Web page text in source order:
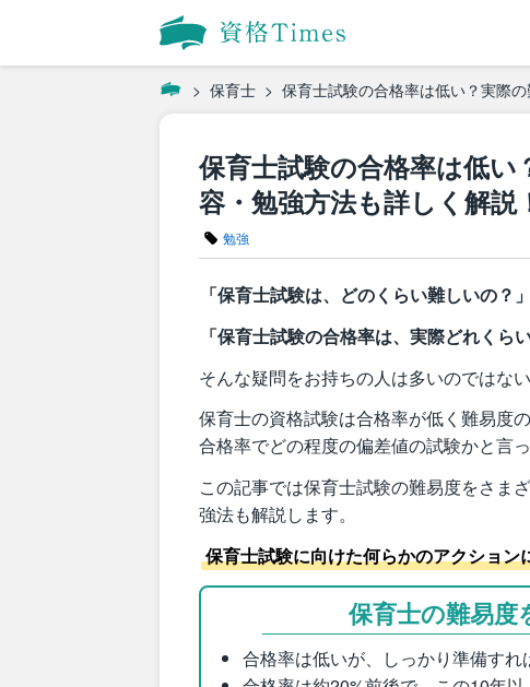
保育士 保育士試験の合格率は低い？実際
保育士試験の合格率は低
容・勉強方法も詳しく解説
勉強
「保育士試験は、どのくらい難しいの？」
「保育士試験の合格率は、実際どれくら
そんな疑問をお持ちの人は多いのではない
保育士の資格試験は合格率が低く難易度
合格率でどの程度の偏差値の試験かと言
この記事では保育士試験の難易度をさま
強法も解説します。
保育士試験に向けた何らかのアクション
保育士の難易度
合格率は低いが、しっかり準備すれ